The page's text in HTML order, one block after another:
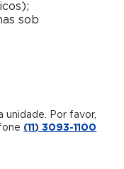
sob
unidade. Por favor,
(11) 3093-1100